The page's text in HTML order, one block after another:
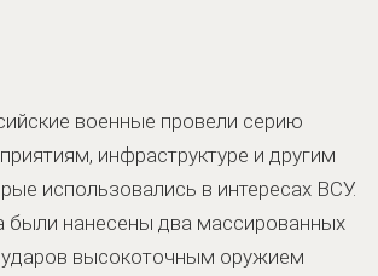
военные провели серию
инфраструктуре и другим
использовались в интересах ВСУ.
были нанесены два массированных
ударов высокоточным оружием